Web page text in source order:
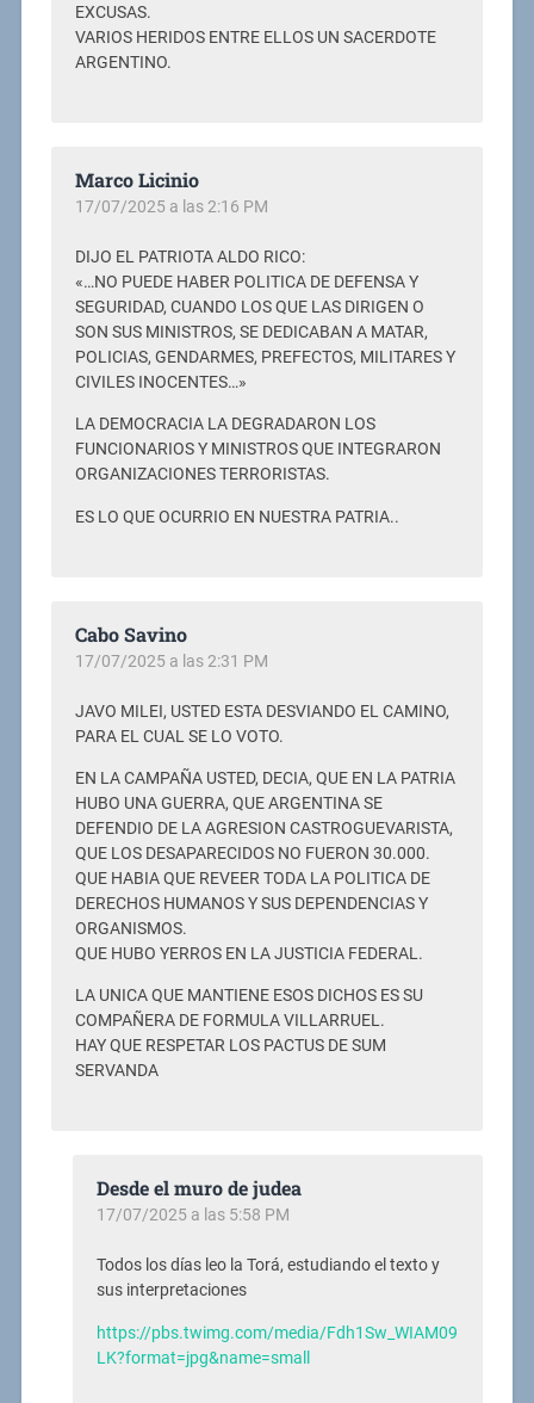
EXCUSAS.
VARIOS HERIDOS ENTRE ELLOS UN SACERDOTE
ARGENTINO.
Marco Licinio
17/07/2025 a las 2:16 PM
DIJO EL PATRIOTA ALDO RICO:
«…NO PUEDE HABER POLITICA DE DEFENSA Y
SEGURIDAD, CUANDO LOS QUE LAS DIRIGEN O
SON SUS MINISTROS, SE DEDICABAN A MATAR,
POLICIAS, GENDARMES, PREFECTOS, MILITARES Y
CIVILES INOCENTES…»
LA DEMOCRACIA LA DEGRADARON LOS
FUNCIONARIOS Y MINISTROS QUE INTEGRARON
ORGANIZACIONES TERRORISTAS.
ES LO QUE OCURRIO EN NUESTRA PATRIA..
Cabo Savino
17/07/2025 a las 2:31 PM
JAVO MILEI, USTED ESTA DESVIANDO EL CAMINO,
PARA EL CUAL SE LO VOTO.
EN LA CAMPAÑA USTED, DECIA, QUE EN LA PATRIA
HUBO UNA GUERRA, QUE ARGENTINA SE
DEFENDIO DE LA AGRESION CASTROGUEVARISTA,
QUE LOS DESAPARECIDOS NO FUERON 30.000.
QUE HABIA QUE REVEER TODA LA POLITICA DE
DERECHOS HUMANOS Y SUS DEPENDENCIAS Y
ORGANISMOS.
QUE HUBO YERROS EN LA JUSTICIA FEDERAL.
LA UNICA QUE MANTIENE ESOS DICHOS ES SU
COMPAÑERA DE FORMULA VILLARRUEL.
HAY QUE RESPETAR LOS PACTUS DE SUM
SERVANDA
Desde el muro de judea
17/07/2025 a las 5:58 PM
Todos los días leo la Torá, estudiando el texto y
sus interpretaciones
https://pbs.twimg.com/media/Fdh1Sw_WIAM09
LK?format=jpg&name=small